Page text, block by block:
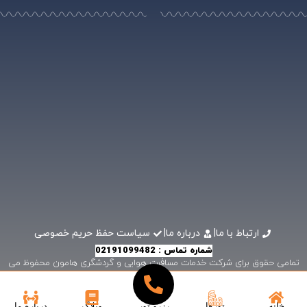
ارتباط با ما| درباره ما| سیاست حفظ حریم خصوصی
شماره تماس : 02191099482
تمامی حقوق برای شرکت خدمات مسافرت هوایی و گردشگری هامون محفوظ می
باشد .